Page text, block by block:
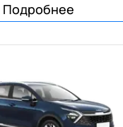
Подробнее